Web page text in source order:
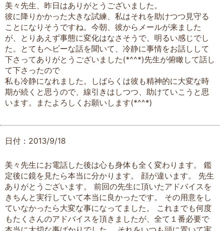
美々先生、昨日はありがとうございました。
彼に降りかかった大きな試練、私はそれを助けつつ見守る
ことになりそうですね。今朝、彼からメールが来ました
が、とりあえず事態に変化はなさそうで、明るい感じでし
た。とてもヘビーな話を聞いて、冷静に事情をお話しして
下さってありがとうございました(*^^*)先生が俯瞰して話し
て下さったので
私も冷静になれました。しばらくは彼も精神的に大変な時
期が続くと思うので、線引きはしつつ、助けていこうと思
います。またよろしくお願いします(*^^*)
日付：2013/9/18
美々先生にお電話した後は心も身体も全く変わります。 鑑
定後に鏡を見たら本当に分かります。 顔が違います。 先生
ありがとうございます。 前回の先生に頂いたアドバイスを
きちんと実行していて本当に良かったです。 その用意をし
ていなかったら大変な事になってました。 これまでも何度
もたくさんのアドバイスを頂きましたが、全て１番必要で